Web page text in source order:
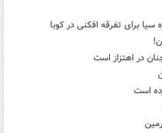
سیا برای تفرقه افکنی در کوبا
در اهتزاز است
است